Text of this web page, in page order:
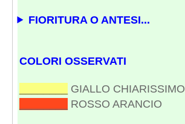
FIORITURA O ANTESI...
COLORI OSSERVATI
GIALLO CHIARISSIMO
ROSSO ARANCIO